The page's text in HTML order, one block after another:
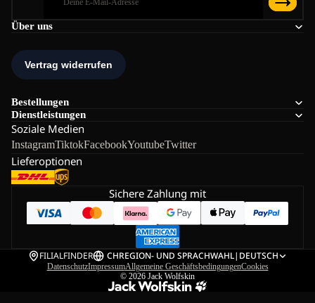
Über uns
Bestellungen
Dienstleistungen
Soziale Medien
InstagramTiktokFacebookYoutubeTwitter
Lieferoptionen
Sichere Zahlung mit
FILIALFINDER CHREGION- UND SPRACHWAHL| DEUTSCH
DatenschutzImpressumAllgemeine GeschäftsbedingungenCookies
© 2026 Jack Wolfskin